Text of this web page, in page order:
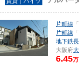
片町線 「
片町線 「
地下鉄
大阪府
6.45